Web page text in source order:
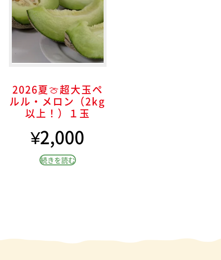
2026夏🍈超大玉ペ
ルル・メロン（2kg
以上！）１玉
¥2,000
続きを読む